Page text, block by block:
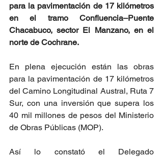
para la pavimentación de 17 kilómetros
en el tramo Confluencia–Puente
Chacabuco, sector El Manzano, en el
norte de Cochrane.
En plena ejecución están las obras
para la pavimentación de 17 kilómetros
del Camino Longitudinal Austral, Ruta 7
Sur, con una inversión que supera los
40 mil millones de pesos del Ministerio
de Obras Públicas (MOP).
Así lo constató el Delegado